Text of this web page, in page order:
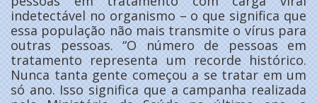
indetectável no organismo – o que significa que
essa população não mais transmite o vírus para
outras pessoas. “O número de pessoas em
tratamento representa um recorde histórico.
Nunca tanta gente começou a se tratar em um
só ano. Isso significa que a campanha realizada